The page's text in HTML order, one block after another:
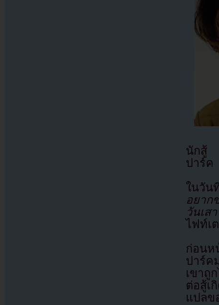
นักสู้
ปาร์ค
ในวัน
อยาก
วันเส
ไฟท์เ
ก่อนห
ปาร์ค
เขาถู
ต่อสู้เ
แปลข